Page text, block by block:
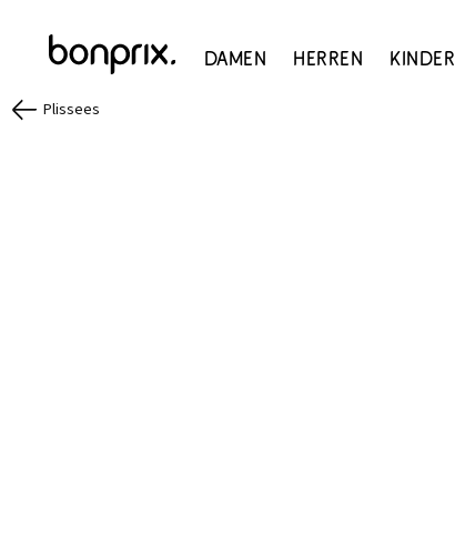
Damen Herren Kinder
Plissees